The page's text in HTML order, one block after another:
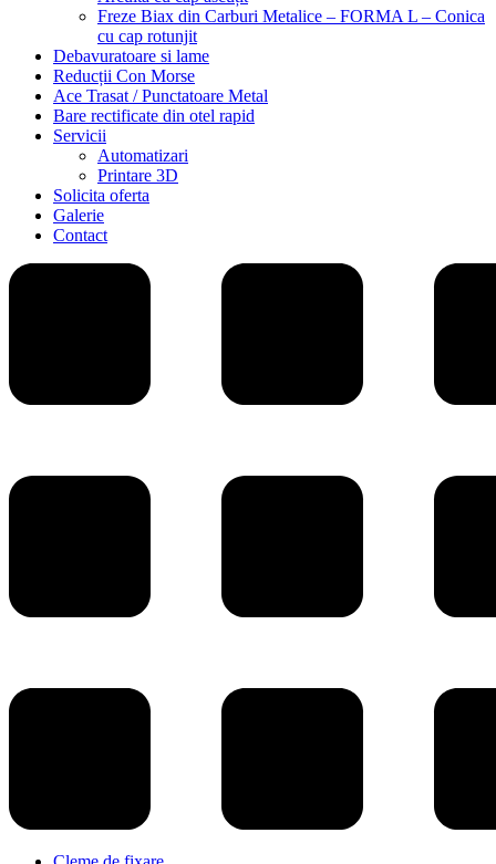
Freze Biax din Carburi Metalice – FORMA L – Conica
cu cap rotunjit
Debavuratoare si lame
Reducții Con Morse
Ace Trasat / Punctatoare Metal
Bare rectificate din otel rapid
Servicii
Automatizari
Printare 3D
Solicita oferta
Galerie
Contact